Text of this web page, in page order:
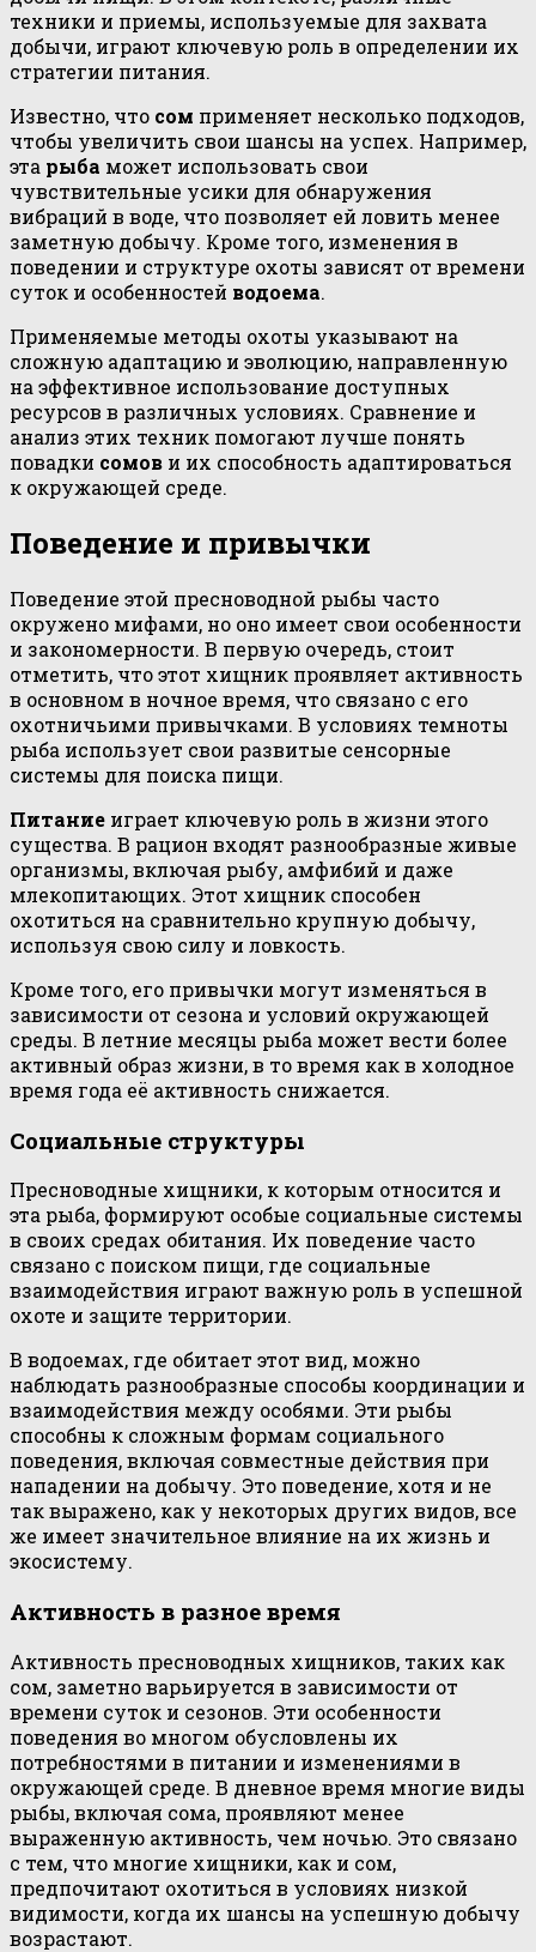
техники и приемы, используемые для захвата
добычи, играют ключевую роль в определении их
стратегии питания.
Известно, что сом применяет несколько подходов,
чтобы увеличить свои шансы на успех. Например,
эта рыба может использовать свои
чувствительные усики для обнаружения
вибраций в воде, что позволяет ей ловить менее
заметную добычу. Кроме того, изменения в
поведении и структуре охоты зависят от времени
суток и особенностей водоема.
Применяемые методы охоты указывают на
сложную адаптацию и эволюцию, направленную
на эффективное использование доступных
ресурсов в различных условиях. Сравнение и
анализ этих техник помогают лучше понять
повадки сомов и их способность адаптироваться
к окружающей среде.
Поведение и привычки
Поведение этой пресноводной рыбы часто
окружено мифами, но оно имеет свои особенности
и закономерности. В первую очередь, стоит
отметить, что этот хищник проявляет активность
в основном в ночное время, что связано с его
охотничьими привычками. В условиях темноты
рыба использует свои развитые сенсорные
системы для поиска пищи.
Питание играет ключевую роль в жизни этого
существа. В рацион входят разнообразные живые
организмы, включая рыбу, амфибий и даже
млекопитающих. Этот хищник способен
охотиться на сравнительно крупную добычу,
используя свою силу и ловкость.
Кроме того, его привычки могут изменяться в
зависимости от сезона и условий окружающей
среды. В летние месяцы рыба может вести более
активный образ жизни, в то время как в холодное
время года её активность снижается.
Социальные структуры
Пресноводные хищники, к которым относится и
эта рыба, формируют особые социальные системы
в своих средах обитания. Их поведение часто
связано с поиском пищи, где социальные
взаимодействия играют важную роль в успешной
охоте и защите территории.
В водоемах, где обитает этот вид, можно
наблюдать разнообразные способы координации и
взаимодействия между особями. Эти рыбы
способны к сложным формам социального
поведения, включая совместные действия при
нападении на добычу. Это поведение, хотя и не
так выражено, как у некоторых других видов, все
же имеет значительное влияние на их жизнь и
экосистему.
Активность в разное время
Активность пресноводных хищников, таких как
сом, заметно варьируется в зависимости от
времени суток и сезонов. Эти особенности
поведения во многом обусловлены их
потребностями в питании и изменениями в
окружающей среде. В дневное время многие виды
рыбы, включая сома, проявляют менее
выраженную активность, чем ночью. Это связано
с тем, что многие хищники, как и сом,
предпочитают охотиться в условиях низкой
видимости, когда их шансы на успешную добычу
возрастают.